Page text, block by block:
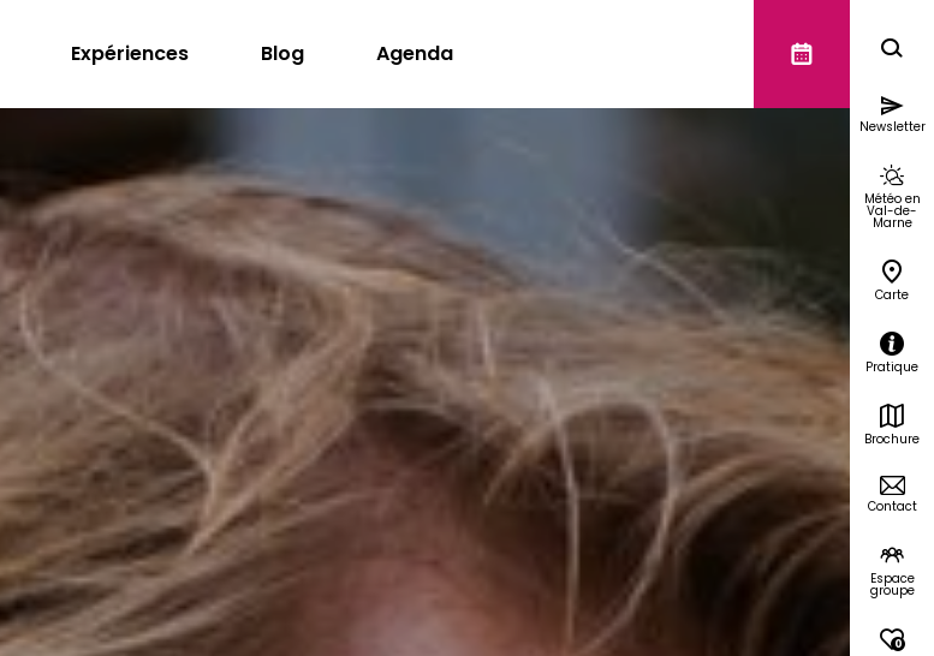
Expériences Blog Agenda
Newsletter
Météo en
Val-de-
Marne
Carte
Pratique
Brochure
Contact
Espace
groupe
0